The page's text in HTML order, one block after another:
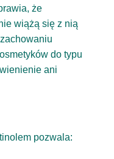
że
wiążą się z nią
do typu
ani
pozwala: